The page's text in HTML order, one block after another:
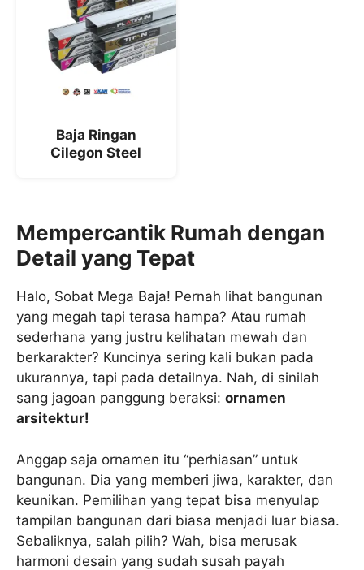
Baja Ringan
Cilegon Steel
Mempercantik Rumah dengan
Detail yang Tepat
Halo, Sobat Mega Baja! Pernah lihat bangunan
yang megah tapi terasa hampa? Atau rumah
sederhana yang justru kelihatan mewah dan
berkarakter? Kuncinya sering kali bukan pada
ukurannya, tapi pada detailnya. Nah, di sinilah
sang jagoan panggung beraksi: ornamen
arsitektur!
Anggap saja ornamen itu “perhiasan” untuk
bangunan. Dia yang memberi jiwa, karakter, dan
keunikan. Pemilihan yang tepat bisa menyulap
tampilan bangunan dari biasa menjadi luar biasa.
Sebaliknya, salah pilih? Wah, bisa merusak
harmoni desain yang sudah susah payah